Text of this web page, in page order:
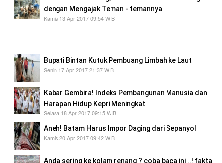
dengan Mengajak Teman - temannya
Kamis 13 Apr 2017 09:54 WIB
Bupati Bintan Kutuk Pembuang Limbah ke Laut
Senin 17 Apr 2017 21:37 WIB
Kabar Gembira! Indeks Pembangunan Manusia dan
Harapan Hidup Kepri Meningkat
Selasa 18 Apr 2017 09:15 WIB
Aneh! Batam Harus Impor Daging dari Sepanyol
Kamis 20 Apr 2017 09:42 WIB
Anda sering ke kolam renang ? coba baca ini ..! fakta